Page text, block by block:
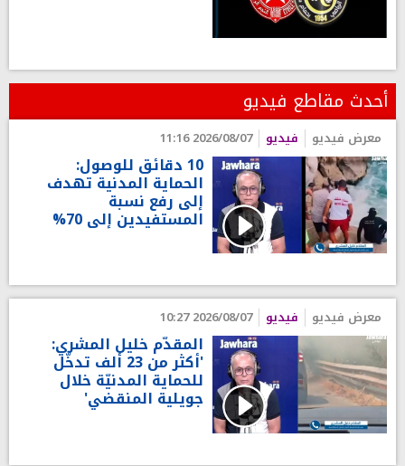
أحدث مقاطع فيديو
معرض فيديو فيديو 2026/08/07 11:16
10 دقائق للوصول:
الحماية المدنية تهدف
إلى رفع نسبة
المستفيدين إلى 70%
معرض فيديو فيديو 2026/08/07 10:27
المقدّم خليل المشري:
'أكثر من 23 ألف تدخّل
للحماية المدنيّة خلال
جويلية المنقضي'